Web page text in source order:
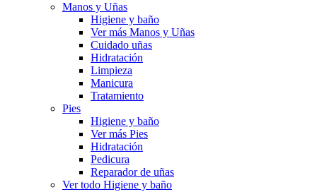
Manos y Uñas
Higiene y baño
Ver más Manos y Uñas
Cuidado uñas
Hidratación
Limpieza
Manicura
Tratamiento
Pies
Higiene y baño
Ver más Pies
Hidratación
Pedicura
Reparador de uñas
Ver todo Higiene y baño